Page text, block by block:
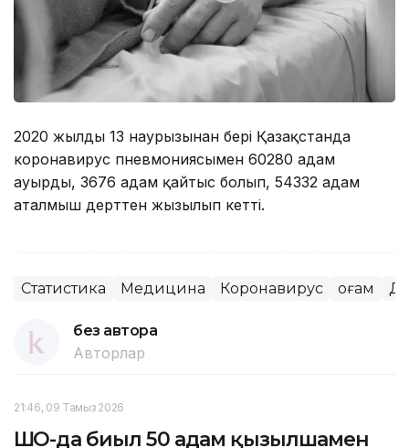
2020 жылдың 13 наурызынан бері Қазақстанда
коронавирус пневмониясымен 60280 адам
ауырды, 3676 адам қайтыс болып, 54332 адам
аталмыш дерттен жызылып кетті.
Статистика Медицина Коронавирус Қоғам
без автора
Авторлар
21:46, 09 Тамыз 2026
ШҚО-да биыл 50 адам қызылшамен